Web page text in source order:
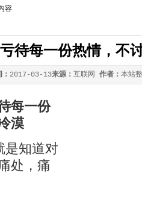
容
待每一份热情，不
2017-03-13来源： 互联网 作者： 本站
每一份
漠
知道对
处，痛